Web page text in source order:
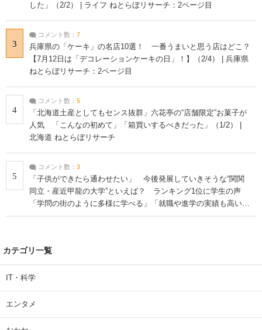
した」（2/2） | ライフ ねとらぼリサーチ：2ページ目
3
コメント数： 7
兵庫県の「ケーキ」の名店10選！ 一番うまいと思う店はどこ？
【7月12日は「デコレーションケーキの日」！】（2/4） | 兵庫県
ねとらぼリサーチ：2ページ目
4
コメント数： 5
「北海道土産としてもセンス抜群」六花亭の“店舗限定”お菓子が
人気 「こんなの初めて」「箱買いするべきだった」（1/2） |
北海道 ねとらぼリサーチ
5
コメント数： 3
「子供ができたら通わせたい」 今後発展していきそうな“関関
同立・産近甲龍の大学”といえば？ ランキング1位に学生の声
「学問の街のように多様に学べる」「就職や進学の実績も高い」
| 大学 ねとらぼリサーチ
カテゴリ一覧
IT・科学
エンタメ